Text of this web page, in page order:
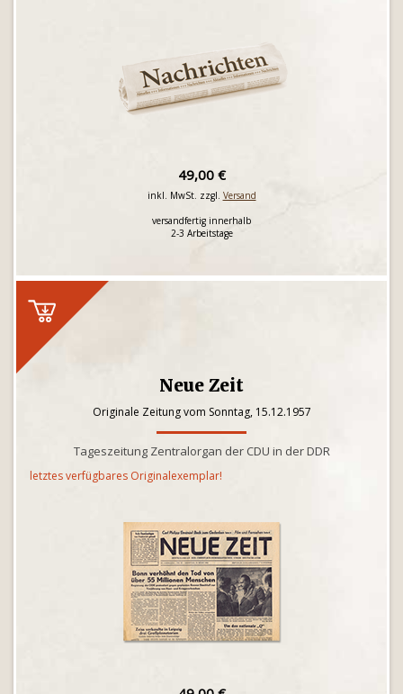
49,00 €
inkl. MwSt. zzgl. Versand
versandfertig innerhalb
2-3 Arbeitstage
Neue Zeit
Originale Zeitung vom Sonntag, 15.12.1957
Tageszeitung Zentralorgan der CDU in der DDR
letztes verfügbares Originalexemplar!